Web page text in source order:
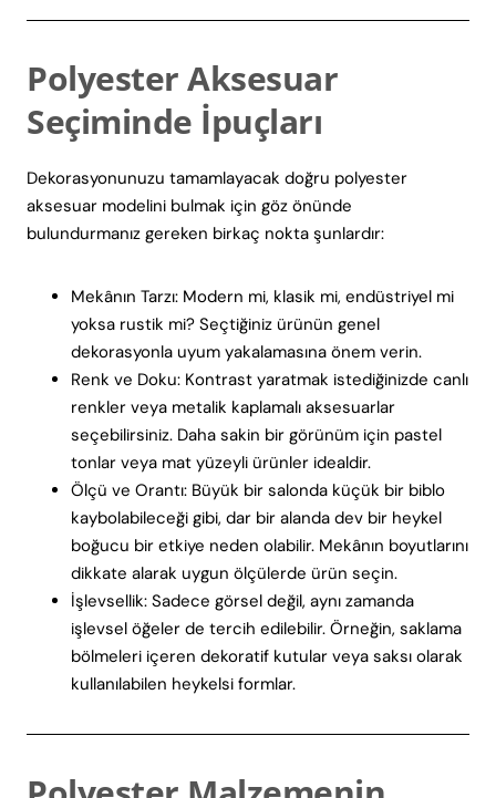
Polyester Aksesuar
Seçiminde İpuçları
Dekorasyonunuzu tamamlayacak doğru polyester
aksesuar modelini bulmak için göz önünde
bulundurmanız gereken birkaç nokta şunlardır:
Mekânın Tarzı: Modern mi, klasik mi, endüstriyel mi
yoksa rustik mi? Seçtiğiniz ürünün genel
dekorasyonla uyum yakalamasına önem verin.
Renk ve Doku: Kontrast yaratmak istediğinizde canlı
renkler veya metalik kaplamalı aksesuarlar
seçebilirsiniz. Daha sakin bir görünüm için pastel
tonlar veya mat yüzeyli ürünler idealdir.
Ölçü ve Orantı: Büyük bir salonda küçük bir biblo
kaybolabileceği gibi, dar bir alanda dev bir heykel
boğucu bir etkiye neden olabilir. Mekânın boyutlarını
dikkate alarak uygun ölçülerde ürün seçin.
İşlevsellik: Sadece görsel değil, aynı zamanda
işlevsel öğeler de tercih edilebilir. Örneğin, saklama
bölmeleri içeren dekoratif kutular veya saksı olarak
kullanılabilen heykelsi formlar.